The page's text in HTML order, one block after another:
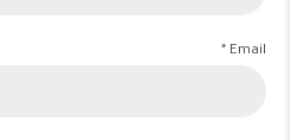
Email *